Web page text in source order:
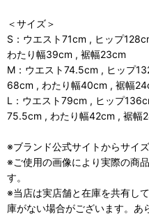
＜サイズ＞
S：ウエスト71cm , ヒップ
わたり幅39cm , 裾幅23cm
M：ウエスト74.5cm , ヒップ
68cm , わたり幅40cm , 裾幅
L：ウエスト79cm , ヒップ
75.5cm , わたり幅42cm , 裾幅
※ブランド公式サイトからサイズ
※ご使用の画像により実際の商
す。
※当店は実店舗と在庫を共有し
庫がない場合がございます。あ